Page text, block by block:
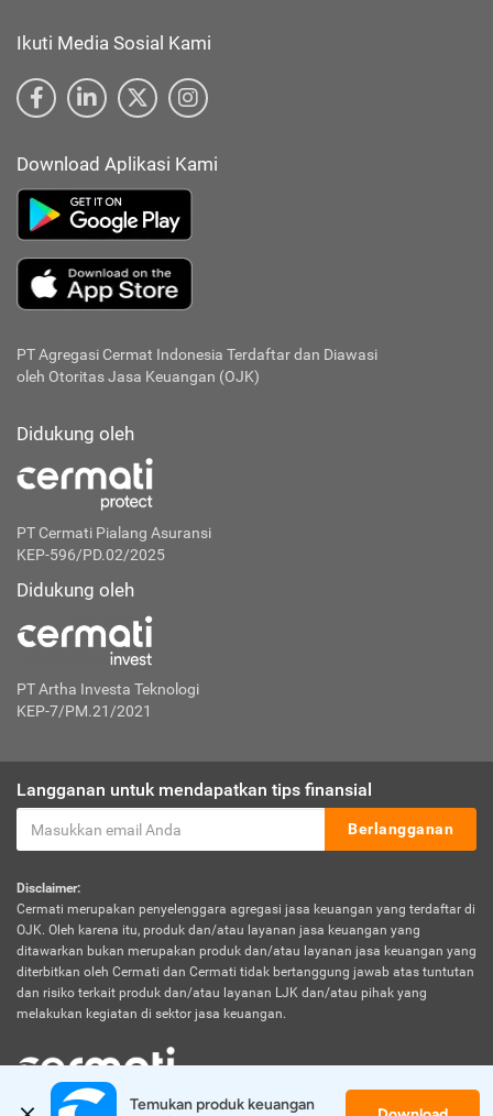
Ikuti Media Sosial Kami
Download Aplikasi Kami
PT Agregasi Cermat Indonesia Terdaftar dan Diawasi
oleh Otoritas Jasa Keuangan (OJK)
Didukung oleh
PT Cermati Pialang Asuransi
KEP-596/PD.02/2025
Didukung oleh
PT Artha Investa Teknologi
KEP-7/PM.21/2021
Langganan untuk mendapatkan tips finansial
Berlangganan
Disclaimer:
Cermati merupakan penyelenggara agregasi jasa keuangan yang terdaftar di
OJK. Oleh karena itu, produk dan/atau layanan jasa keuangan yang
ditawarkan bukan merupakan produk dan/atau layanan jasa keuangan yang
diterbitkan oleh Cermati dan Cermati tidak bertanggung jawab atas tuntutan
dan risiko terkait produk dan/atau layanan LJK dan/atau pihak yang
melakukan kegiatan di sektor jasa keuangan.
Temukan produk keuangan